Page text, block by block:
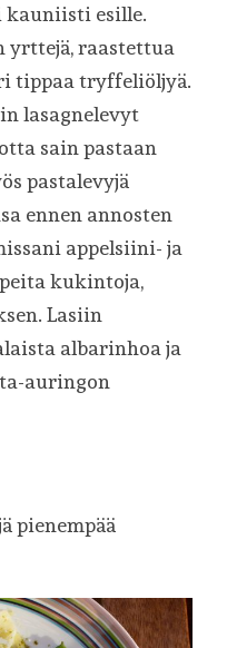
kauniisti esille.
yrttejä, raastettua
tippaa tryffeliöljyä.
lasagnelevyt
sain pastaan
pastalevyjä
ennen annosten
appelsiini- ja
kukintoja,
Lasiin
albarinhoa ja
auringon
pienempää